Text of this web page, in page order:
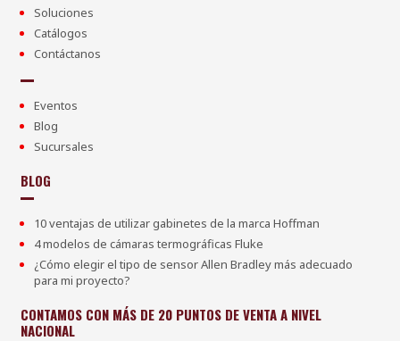
Soluciones
Catálogos
Contáctanos
Eventos
Blog
Sucursales
BLOG
10 ventajas de utilizar gabinetes de la marca Hoffman
4 modelos de cámaras termográficas Fluke
¿Cómo elegir el tipo de sensor Allen Bradley más adecuado
para mi proyecto?
CONTAMOS CON MÁS DE 20 PUNTOS DE VENTA A NIVEL
NACIONAL